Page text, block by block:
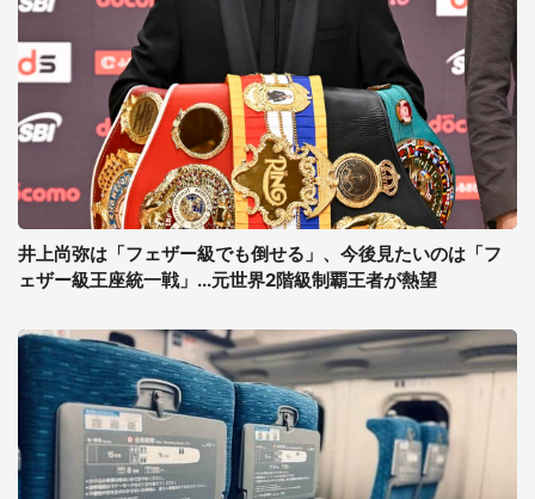
井上尚弥は「フェザー級でも倒せる」、今後見たいのは「フ
ェザー級王座統一戦」...元世界2階級制覇王者が熱望